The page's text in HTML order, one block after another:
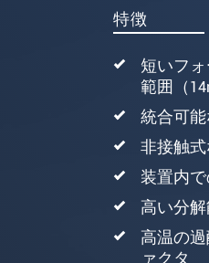
特徴
短いフ
範囲（
統合可
非接触
装置内
高い分
高温の